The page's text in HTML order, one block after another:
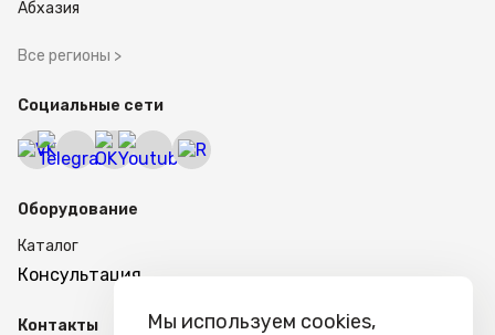
Абхазия
Все регионы >
Социальные сети
Оборудование
Каталог
Консультация
Контакты
Мы используем cookies,